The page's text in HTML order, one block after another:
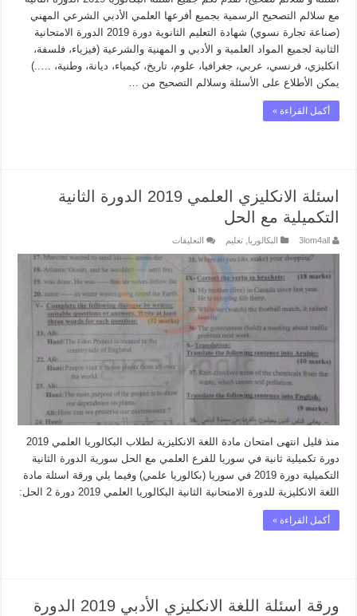
مع سلالم التصحيح الرسمية بجميع أفرعها العلمي الأدبي الشرعي المهني
(صناعة تجارة نسوي) شهادة التعليم الثانوية دورة 2019 الدورة الامتحانية
الثانية لجميع المواد العلمية و الأدبي و المهنية والشرعية (فيزياء، فلسفة،
انكليزي، فرنسي، عربي، جغرافيا، علوم، تاريخ، كيمياء، ديانة، وطنية، …..)
يمكن الأطلاع على الأسئلة وسلالم التصحيح من …
أكمل القراءة »
اسئلة الانكليزي العلمي 2019 الدورة الثانية
التكميلية مع الحل
3lom4all البكالوريا ,تعليم التعليقات
الانكليزي
العلمي
2019
الدورة
الثانية
التكميلية
مع
الحل
مغلقة
منذ قليل انتهى امتحان مادة اللغة الانكليزية لطلاب البكالوريا العلمي 2019
دورة تكميلية ثانية في سوريا للفرع العلمي مع الحل سورية الدورة الثانية
التكميلية دورة 2019 في سوريا (بكالوريا علمي) وفيما يلي ورقة اسئلة مادة
اللغة الانكليزية للدورة الامتحانية الثانية البكالوريا العلمي 2019 دورة 2 الحل:
أكمل القراءة »
ورقة اسئلة اللغة الانكليزي الأدبي 2019 الدورة